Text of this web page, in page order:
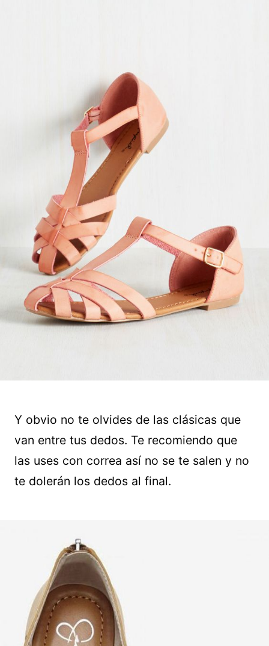
Y obvio no te olvides de las clásicas que
van entre tus dedos. Te recomiendo que
las uses con correa así no se te salen y no
te dolerán los dedos al final.